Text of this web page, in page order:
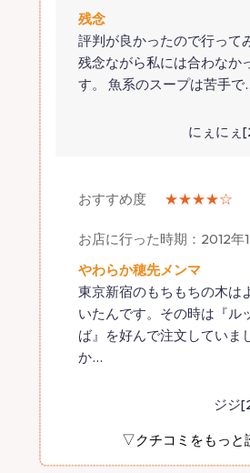
残念
評判が良かったので行って
残念ながら私には合わなか
す。 魚系のスープは苦手で
にぇにぇ
おすすめ度 ★★★★☆
お店に行った時期：2012年
やわらか穂先メンマ
東京新宿のもちもちの木は
いたんです。その時は『ル
ば』を好んで注文していま
か…
ジジ
▽クチコミをもっ